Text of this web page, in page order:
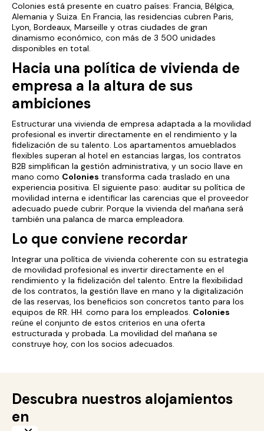
Colonies está presente en cuatro países: Francia, Bélgica,
Alemania y Suiza. En Francia, las residencias cubren Paris,
Lyon, Bordeaux, Marseille y otras ciudades de gran
dinamismo económico, con más de 3 500 unidades
disponibles en total.
Hacia una política de vivienda de
empresa a la altura de sus
ambiciones
Estructurar una vivienda de empresa adaptada a la movilidad
profesional es invertir directamente en el rendimiento y la
fidelización de su talento. Los apartamentos amueblados
flexibles superan al hotel en estancias largas, los contratos
B2B simplifican la gestión administrativa, y un socio llave en
mano como Colonies transforma cada traslado en una
experiencia positiva. El siguiente paso: auditar su política de
movilidad interna e identificar las carencias que el proveedor
adecuado puede cubrir. Porque la vivienda del mañana será
también una palanca de marca empleadora.
Lo que conviene recordar
Integrar una política de vivienda coherente con su estrategia
de movilidad profesional es invertir directamente en el
rendimiento y la fidelización del talento. Entre la flexibilidad
de los contratos, la gestión llave en mano y la digitalización
de las reservas, los beneficios son concretos tanto para los
equipos de RR. HH. como para los empleados. Colonies
reúne el conjunto de estos criterios en una oferta
estructurada y probada. La movilidad del mañana se
construye hoy, con los socios adecuados.
Descubra nuestros alojamientos
en